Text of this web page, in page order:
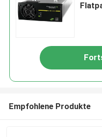
Empfohlene Produkte